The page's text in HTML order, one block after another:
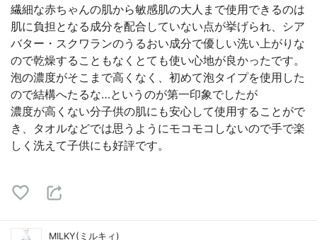
繊細な赤ちゃんの肌から敏感肌の大人まで使用できるのは
肌に負担となる成分を配合していない点が挙げられ、シア
バター・スクワランのうるおい成分で優しい洗い上がりな
ので乾燥することもなくとても使い心地が良かったです。
泡の濃度がそこまで高くなく、初めて泡タイプを使用した
ので結構へたるな…というのが第一印象でしたが
濃度が高くない分子供の肌にも安心して使用することがで
き、タオルなどでは思うようにモコモコしないので手で楽
しく洗えて子供にも好評です。
MILKY(ミルキィ)